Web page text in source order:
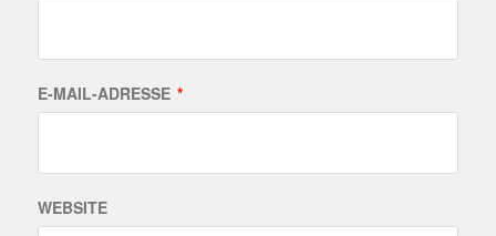
E-MAIL-ADRESSE *
WEBSITE